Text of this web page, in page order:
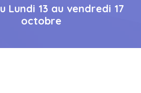
ACTUS
Lundi 13 au vendredi 17
octobre